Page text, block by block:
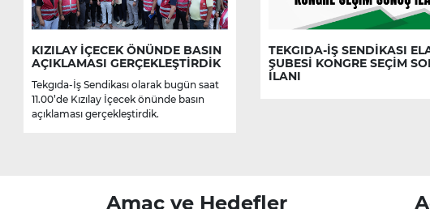
KIZILAY İÇECEK ÖNÜNDE BASIN
AÇIKLAMASI GERÇEKLEŞTİRDİK
Tekgıda-İş Sendikası olarak bugün saat
11.00’de Kızılay İçecek önünde basın
açıklaması gerçekleştirdik.
TEKGIDA-İŞ SENDİKASI
ŞUBESİ KONGRE SEÇİM
İLANI
Amaç ve Hedefler